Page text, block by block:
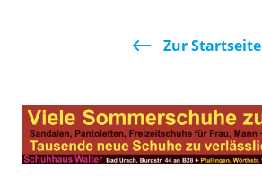
Zur Startseite